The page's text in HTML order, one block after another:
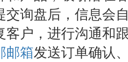
交询盘后，信息会
客户，进行沟通和
邮箱发送订单确认